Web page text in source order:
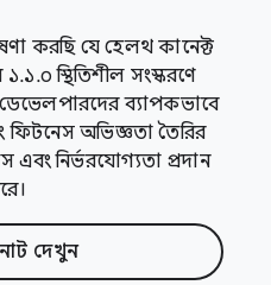
করছি যে হেলথ কানেক্ট
স্থিতিশীল সংস্করণে
ব্যাপকভাবে
ফিটনেস অভিজ্ঞতা তৈরির
এবং নির্ভরযোগ্যতা প্রদান
দেখুন